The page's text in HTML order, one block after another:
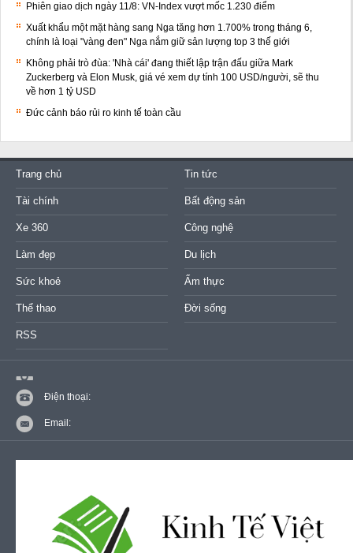
Phiên giao dịch ngày 11/8: VN-Index vượt mốc 1.230 điểm
Xuất khẩu một mặt hàng sang Nga tăng hơn 1.700% trong tháng 6,
chính là loại "vàng đen" Nga nắm giữ sản lượng top 3 thế giới
Không phải trò đùa: 'Nhà cái' đang thiết lập trận đấu giữa Mark
Zuckerberg và Elon Musk, giá vé xem dự tính 100 USD/người, sẽ thu
về hơn 1 tỷ USD
Đức cảnh báo rủi ro kinh tế toàn cầu
Trang chủ Tin tức
Tài chính Bất động sản
Xe 360 Công nghệ
Làm đẹp Du lịch
Sức khoẻ Ẩm thực
Thể thao Đời sống
RSS
Điện thoại:
Email: